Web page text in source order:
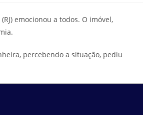
emocionou a todos. O imóvel,
percebendo a situação, pediu